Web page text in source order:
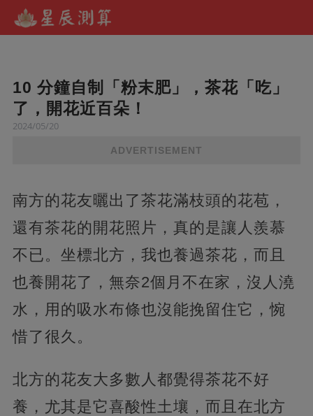
10 分鐘自制「粉末肥」，茶花「吃」
了，開花近百朵！
2024/05/20
ADVERTISEMENT
南方的花友曬出了茶花滿枝頭的花苞，
還有茶花的開花照片，真的是讓人羨慕
不已。坐標北方，我也養過茶花，而且
也養開花了，無奈2個月不在家，沒人澆
水，用的吸水布條也沒能挽留住它，惋
惜了很久。
北方的花友大多數人都覺得茶花不好
養，尤其是它喜酸性土壤，而且在北方